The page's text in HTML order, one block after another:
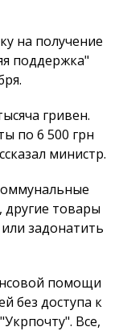
на получение
поддержка"
гривен.
по 6 500 грн
министр.
другие товары
задонатить
помощи
без доступа к
Все,